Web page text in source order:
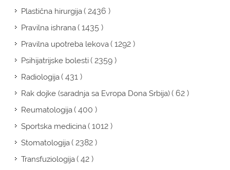
Plastična hirurgija( 2436 )
Pravilna ishrana( 1435 )
Pravilna upotreba lekova( 1292 )
Psihijatrijske bolesti( 2359 )
Radiologija( 431 )
Rak dojke (saradnja sa Evropa Dona Srbija)( 62 )
Reumatologija( 400 )
Sportska medicina( 1012 )
Stomatologija( 2382 )
Transfuziologija( 42 )